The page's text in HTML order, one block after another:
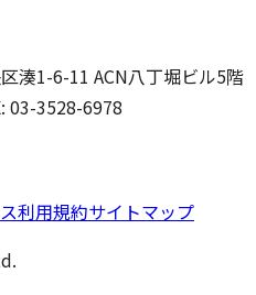
湊1-6-11 ACN八丁堀ビル5階
03-3528-6978
利用規約サイトマップ